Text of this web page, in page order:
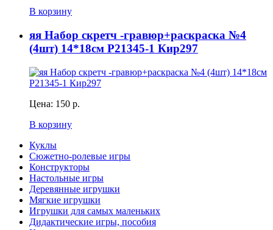
В корзину
яя Набор скретч -гравюр+раскраска №4
(4шт) 14*18см Р21345-1 Кир297
Цена: 150 р.
В корзину
Куклы
Сюжетно-ролевые игры
Конструкторы
Настольные игры
Деревянные игрушки
Мягкие игрушки
Игрушки для самых маленьких
Дидактические игры, пособия